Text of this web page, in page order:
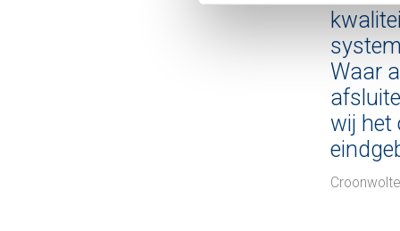
Waar
wij het